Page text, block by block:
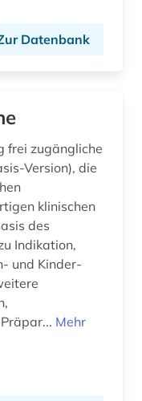
Datenbank
frei zugängliche
Version), die
klinischen
des
Indikation,
und Kinder-
Mehr